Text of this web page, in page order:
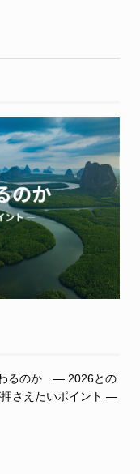
るのか ― 2026との
さえたいポイント ―